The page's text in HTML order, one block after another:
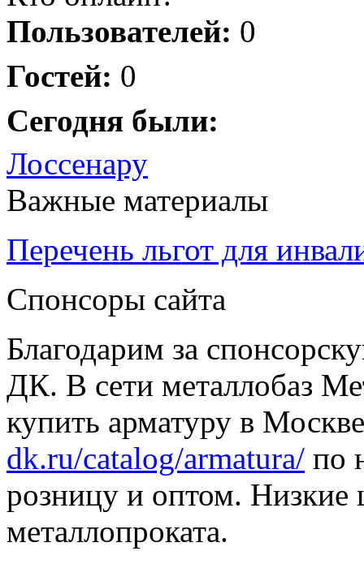
Пользователей: 0
Гостей: 0
Сегодня были:
Лоссенару
Важные материалы
Перечень льгот для
Спонсоры сайта
Благодарим за
ДК. В сети металлобаз
купить арматуру в
dk.ru/catalog/armatura/ по
розницу и оптом. Низкие
металлопроката.